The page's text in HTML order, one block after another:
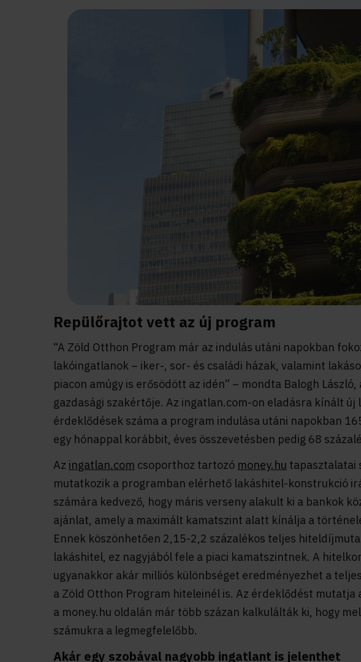
Repülőrajtot vett az új program
“A Zöld Otthon Program már az indulás utáni napokban
lakóingatlanok – iker-, sor- és családi házak, valamint
piacon amúgy is erősödött az idén” – mondta Balogh
gazdasági szakértője. Az ingatlan.com-on eladásra kínált
érdeklődések száma a program indulása utáni napokban
egy hónappal korábbit, éves összevetésben pedig 68
Az ingatlan.com csoporthoz tartozó money.hu tapasztalatai
mutatkozik a programban elérhető lakáshitel-konstrukció
számára kedvező, hogy máris verseny alakult ki a bankok
ajánlat, amely a maximált kamatszint alatt kínálja a
Ennek köszönhetően 2,15-2,2 százalékos teljes
lakáshitel, ez nagyjából fele a piaci kamatszintnek. A
ugyanakkor akár milliós különbséget eredményezhet a
a Zöld Otthon Program hiteleinél is. Az érdeklődést mutatja
a money.hu oldalán már több százan kalkulálták ki, hogy
számukra a legmegfelelőbb.
Akár egy szobával nagyobb ingatlant is jelenthet